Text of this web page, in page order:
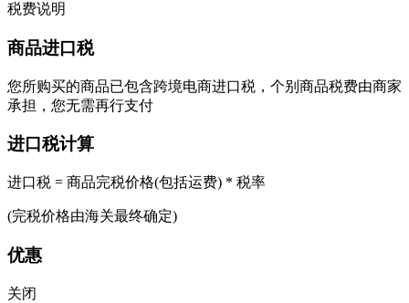
税费说明
商品进口税
您所购买的商品已包含跨境电商进口税，个别商品税费由商家
承担，您无需再行支付
进口税计算
进口税 = 商品完税价格(包括运费) * 税率
(完税价格由海关最终确定)
优惠
关闭